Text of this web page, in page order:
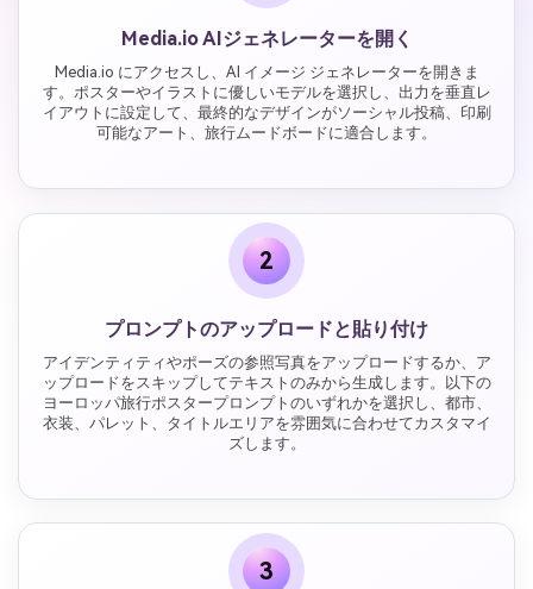
Media.io AIジェネレーターを開く
Media.io にアクセスし、AI イメージ ジェネレーターを開きま
す。ポスターやイラストに優しいモデルを選択し、出力を垂直レ
イアウトに設定して、最終的なデザインがソーシャル投稿、印刷
可能なアート、旅行ムードボードに適合します。
2
プロンプトのアップロードと貼り付け
アイデンティティやポーズの参照写真をアップロードするか、ア
ップロードをスキップしてテキストのみから生成します。以下の
ヨーロッパ旅行ポスタープロンプトのいずれかを選択し、都市、
衣装、パレット、タイトルエリアを雰囲気に合わせてカスタマイ
ズします。
3